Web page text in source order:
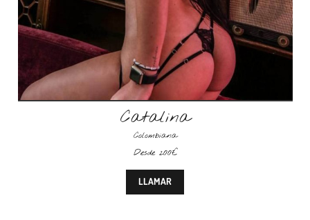
Catalina
Colombiana
Desde 200€
LLAMAR